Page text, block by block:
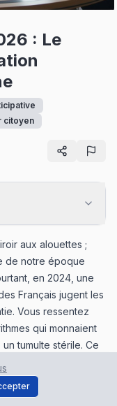
: Le
citoyen
aux alouettes ;
de notre époque
en 2024, une
Français jugent les
Vous ressentez
qui monnaient
tumulte stérile. Ce
de reprendre les
pour restaurer
don